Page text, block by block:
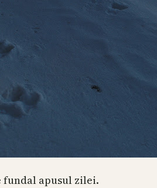
fundal apusul zilei.